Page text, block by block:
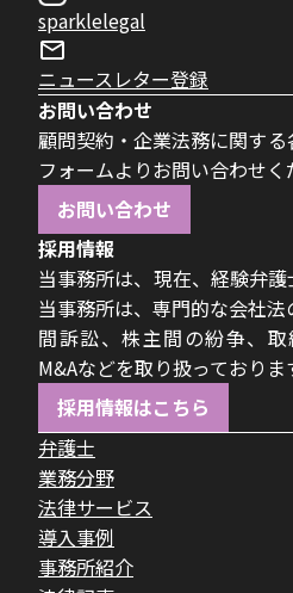
sparklelegal
ニュースレター登録
お問い合わせ
顧問契約・企業法務に関す
フォームよりお問い合わせく
お問い合わせ
採用情報
当事務所は、現在、経験弁護
当事務所は、専門的な会社
間訴訟、株主間の紛争、取
M&Aなどを取り扱っておりま
採用情報はこちら
弁護士
業務分野
法律サービス
導入事例
事務所紹介